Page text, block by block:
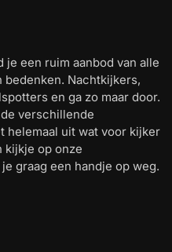
een ruim aanbod van alle
bedenken. Nachtkijkers,
en ga zo maar door.
verschillende
helemaal uit wat voor kijker
kijkje op onze
graag een handje op weg.